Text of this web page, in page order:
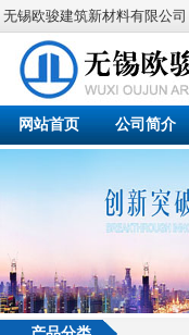
无锡欧骏建筑新材料有限公司
网站首页 公司简介